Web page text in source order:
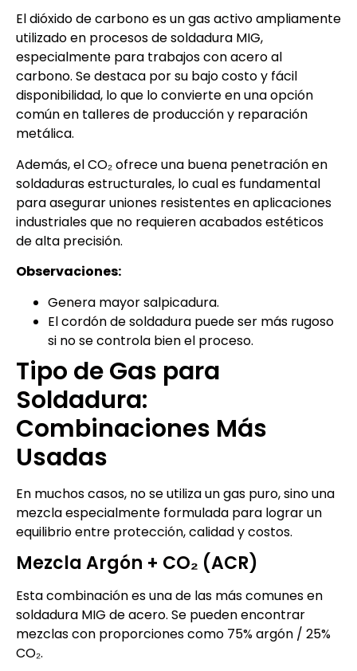
El dióxido de carbono es un gas activo ampliamente
utilizado en procesos de soldadura MIG,
especialmente para trabajos con acero al
carbono. Se destaca por su bajo costo y fácil
disponibilidad, lo que lo convierte en una opción
común en talleres de producción y reparación
metálica.
Además, el CO₂ ofrece una buena penetración en
soldaduras estructurales, lo cual es fundamental
para asegurar uniones resistentes en aplicaciones
industriales que no requieren acabados estéticos
de alta precisión.
Observaciones:
Genera mayor salpicadura.
El cordón de soldadura puede ser más rugoso
si no se controla bien el proceso.
Tipo de Gas para
Soldadura:
Combinaciones Más
Usadas
En muchos casos, no se utiliza un gas puro, sino una
mezcla especialmente formulada para lograr un
equilibrio entre protección, calidad y costos.
Mezcla Argón + CO₂ (ACR)
Esta combinación es una de las más comunes en
soldadura MIG de acero. Se pueden encontrar
mezclas con proporciones como 75% argón / 25%
CO₂.